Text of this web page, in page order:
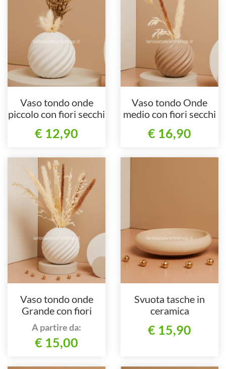
Vaso tondo onde
piccolo con fiori secchi
€ 12,90
Vaso tondo Onde
medio con fiori secchi
€ 16,90
Vaso tondo onde
Grande con fiori
secchi
A partire da:
€ 15,00
Svuota tasche in
ceramica
€ 15,90